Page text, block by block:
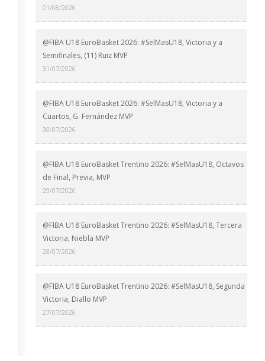
01/08/2026
@FIBA U18 EuroBasket 2026: #SelMasU18, Victoria y a
Semifinales, (11) Ruiz MVP
31/07/2026
@FIBA U18 EuroBasket 2026: #SelMasU18, Victoria y a
Cuartos, G. Fernández MVP
30/07/2026
@FIBA U18 EuroBasket Trentino 2026: #SelMasU18, Octavos
de Final, Previa, MVP
29/07/2026
@FIBA U18 EuroBasket Trentino 2026: #SelMasU18, Tercera
Victoria, Niebla MVP
28/07/2026
@FIBA U18 EuroBasket Trentino 2026: #SelMasU18, Segunda
Victoria, Diallo MVP
27/07/2026